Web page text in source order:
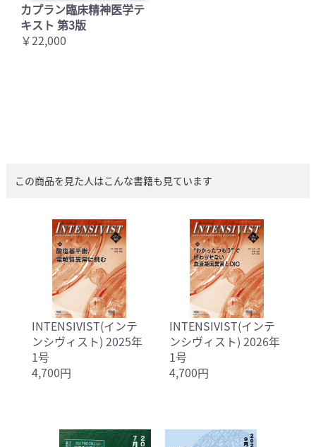
カプラン臨床精神医学テ
キスト 第3版
￥22,000
この商品を見た人はこんな書籍も見ています
INTENSIVIST(インテ
ンシヴィスト) 2025年
1号
4,700円
INTENSIVIST(インテ
ンシヴィスト) 2026年
1号
4,700円